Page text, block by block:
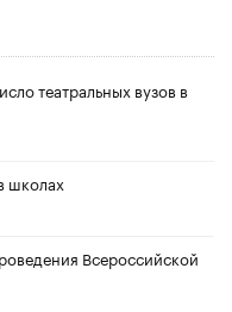
театральных вузов в
школах
Всероссийской